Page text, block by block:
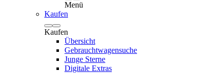
Menü
Kaufen
Kaufen
Übersicht
Gebrauchtwagensuche
Junge Sterne
Digitale Extras